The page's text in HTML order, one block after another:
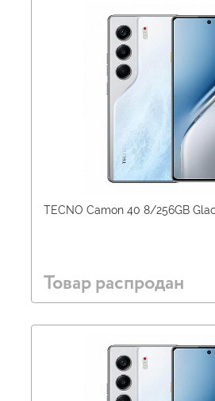
TECNO Camon 40 8/256GB
Товар распродан